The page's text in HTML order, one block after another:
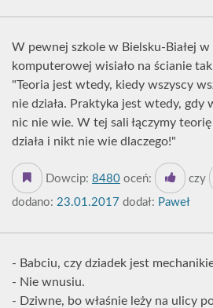
W pewnej szkole w Bielsku-Białej
komputerowej wisiało na ścianie
"Teoria jest wtedy, kiedy wszyscy
nie działa. Praktyka jest wtedy, gdy
nic nie wie. W tej sali łączymy
działa i nikt nie wie dlaczego!"
Dowcip: 8480 oceń: czy
dodano: 23.01.2017 dodał: Paweł
- Babciu, czy dziadek jest
- Nie wnusiu.
- Dziwne, bo właśnie leży na ulicy